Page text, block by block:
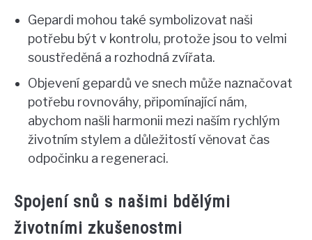
Gepardi mohou také symbolizovat naši
potřebu být v kontrolu, protože jsou to velmi
soustředěná a rozhodná zvířata.
Objevení gepardů ve snech může naznačovat
potřebu rovnováhy, připomínající nám,
abychom našli harmonii mezi naším rychlým
životním stylem a důležitostí věnovat čas
odpočinku a regeneraci.
Spojení snů s našimi bdělými
životními zkušenostmi